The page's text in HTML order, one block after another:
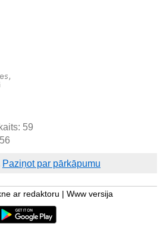
59
Paziņot par pārkāpumu
ar redaktoru Www versija